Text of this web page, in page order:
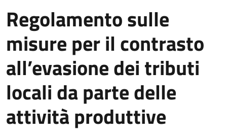
Regolamento sulle
misure per il contrasto
all’evasione dei tributi
locali da parte delle
attività produttive